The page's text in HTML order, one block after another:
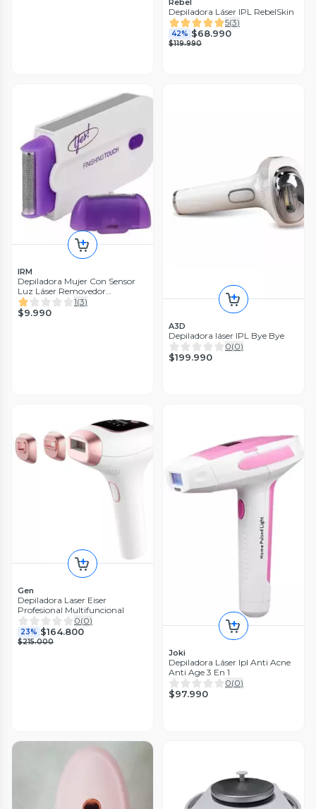
Rebel
Depiladora Láser IPL RebelSkin
5(3)
42% $68.990
$119.990
IRM
Depiladora Mujer Con Sensor
Luz Láser Removedor
Recortadora 1(3)
$9.990
A3D
Depiladora láser IPL Bye Bye
0(0)
$199.990
Gen
Depiladora Laser Eiser
Profesional Multifuncional
0(0)
23% $164.800
$215.000
Joki
Depiladora Láser Ipl Anti Acne
Anti Age 3 En 1
0(0)
$97.990